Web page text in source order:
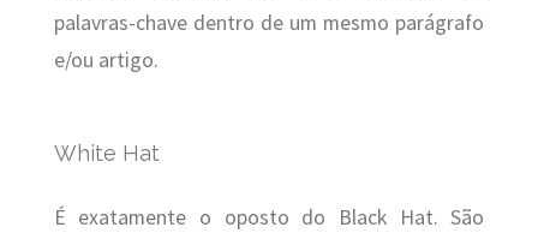
palavras-chave dentro de um mesmo parágrafo
e/ou artigo.
White Hat
É exatamente o oposto do Black Hat. São